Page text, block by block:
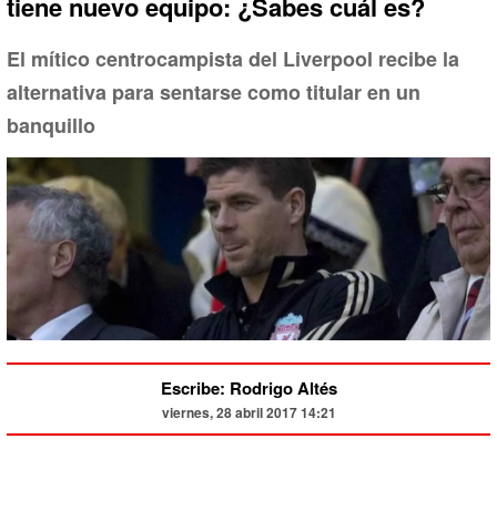
El mítico centrocampista del Liverpool recibe la
alternativa para sentarse como titular en un
banquillo
Escribe: Rodrigo Altés
viernes, 28 abril 2017 14:21